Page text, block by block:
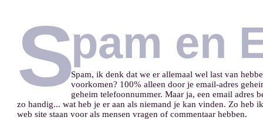
Spam en
Spam, ik denk dat we er allemaal wel last van
voorkomen? 100% alleen door je email-adres
geheim telefoonnummer. Maar ja, een email adres
zo handig... wat heb je er aan als niemand je kan vinden. Zo heb
web site staan voor als mensen vragen of commentaar hebben.